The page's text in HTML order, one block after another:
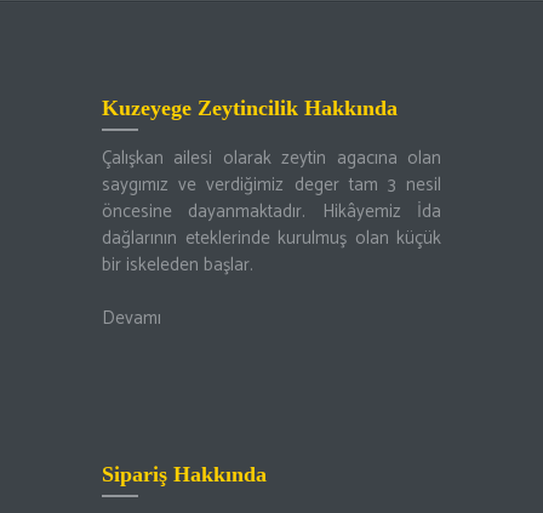
Kuzeyege Zeytincilik Hakkında
Çalışkan ailesi olarak zeytin agacına olan
saygımız ve verdiğimiz deger tam 3 nesil
öncesine dayanmaktadır. Hikâyemiz İda
dağlarının eteklerinde kurulmuş olan küçük
bir iskeleden başlar.
Devamı
Sipariş Hakkında